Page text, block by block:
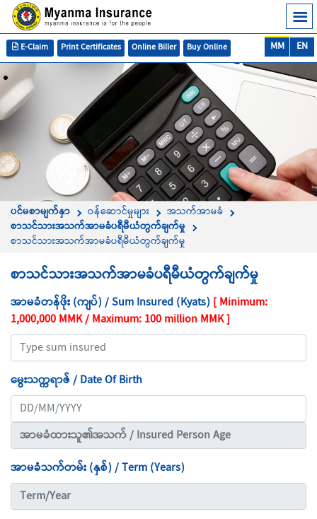
EN
MM
Buy Online
Online Biller
Print Certificates
E-Claim
ပင်မစာမျက်နှာ ဝန်ဆောင်မှုများ
အသက်အာမခံ
စာသင်သားအသက်အာမခံပရီမီယံတွက်ချက်မှု
စာသင်သားအသက်အာမခံပရီမီယံတွက်ချက်မှု
စာသင်သားအသက်အာမခံပရီမီယံတွက်ချက်မှု
အာမခံတန်ဖိုး (ကျပ်) / Sum Insured (Kyats)[ Minimum:
1,000,000 MMK / Maximum: 100 million MMK ]
မွေးသက္ကရာဇ် / Date Of Birth
အာမခံသက်တမ်း (နှစ်) / Term (Years)